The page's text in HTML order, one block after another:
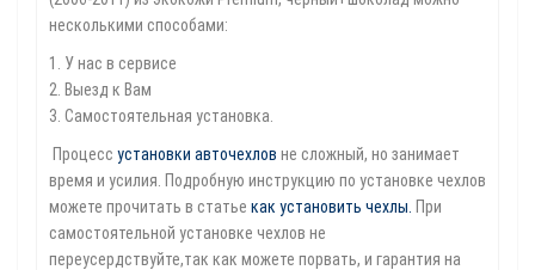
несколькими способами:
1. У нас в сервисе
2. Выезд к Вам
3. Самостоятельная установка.
Процесс установки авточехлов не сложный, но занимает
время и усилия. Подробную инструкцию по установке чехлов
можете прочитать в статье как установить чехлы При
самостоятельной установке чехлов не
переусердствуйте,так как можете порвать, и гарантия на